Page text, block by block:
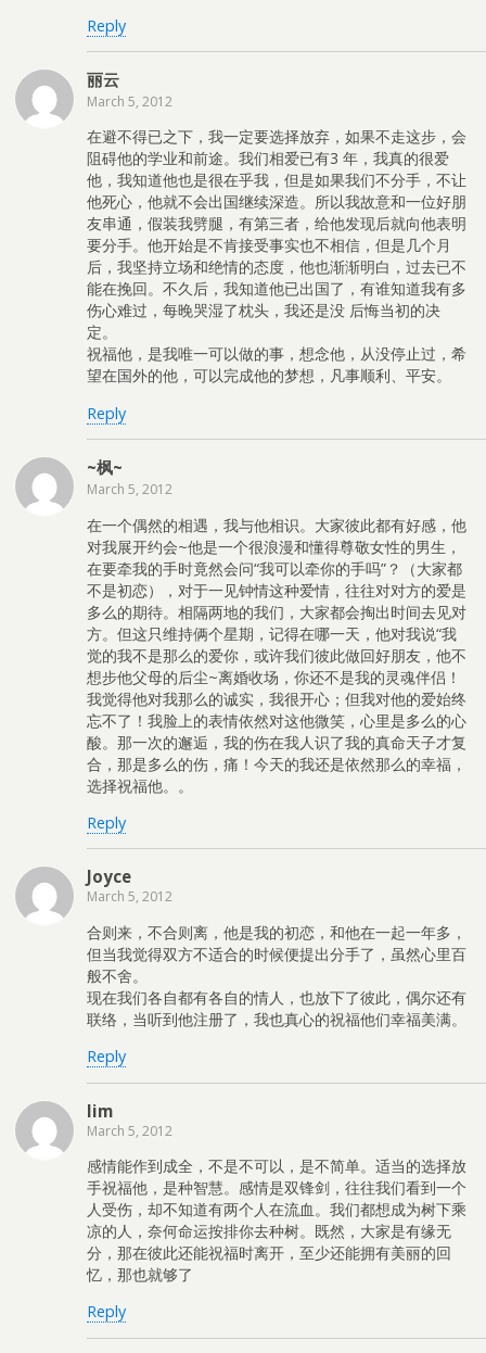
Reply
丽云
March 5, 2012
在避不得已之下，我一定要选择放弃，如果不走这步，会
阻碍他的学业和前途。我们相爱已有3 年，我真的很爱
他，我知道他也是很在乎我，但是如果我们不分手，不让
他死心，他就不会出国继续深造。所以我故意和一位好朋
友串通，假装我劈腿，有第三者，给他发现后就向他表明
要分手。他开始是不肯接受事实也不相信，但是几个月
后，我坚持立场和绝情的态度，他也渐渐明白，过去已不
能在挽回。不久后，我知道他已出国了，有谁知道我有多
伤心难过，每晚哭湿了枕头，我还是没 后悔当初的决
定。
祝福他，是我唯一可以做的事，想念他，从没停止过，希
望在国外的他，可以完成他的梦想，凡事顺利、平安。
Reply
~枫~
March 5, 2012
在一个偶然的相遇，我与他相识。大家彼此都有好感，他
对我展开约会~他是一个很浪漫和懂得尊敬女性的男生，
在要牵我的手时竟然会问“我可以牵你的手吗”？（大家都
不是初恋），对于一见钟情这种爱情，往往对对方的爱是
多么的期待。相隔两地的我们，大家都会掏出时间去见对
方。但这只维持俩个星期，记得在哪一天，他对我说“我
觉的我不是那么的爱你，或许我们彼此做回好朋友，他不
想步他父母的后尘~离婚收场，你还不是我的灵魂伴侣！
我觉得他对我那么的诚实，我很开心；但我对他的爱始终
忘不了！我脸上的表情依然对这他微笑，心里是多么的心
酸。那一次的邂逅，我的伤在我人识了我的真命天子才复
合，那是多么的伤，痛！今天的我还是依然那么的幸福，
选择祝福他。。
Reply
Joyce
March 5, 2012
合则来，不合则离，他是我的初恋，和他在一起一年多，
但当我觉得双方不适合的时候便提出分手了，虽然心里百
般不舍。
现在我们各自都有各自的情人，也放下了彼此，偶尔还有
联络，当听到他注册了，我也真心的祝福他们幸福美满。
Reply
lim
March 5, 2012
感情能作到成全，不是不可以，是不简单。适当的选择放
手祝福他，是种智慧。感情是双锋剑，往往我们看到一个
人受伤，却不知道有两个人在流血。我们都想成为树下乘
凉的人，奈何命运按排你去种树。既然，大家是有缘无
分，那在彼此还能祝福时离开，至少还能拥有美丽的回
忆，那也就够了
Reply